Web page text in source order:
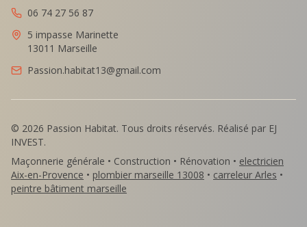
06 74 27 56 87
5 impasse Marinette
13011 Marseille
Passion.habitat13@gmail.com
© 2026 Passion Habitat. Tous droits réservés. Réalisé par EJ
INVEST.
Maçonnerie générale • Construction • Rénovation • electricien
Aix-en-Provence • plombier marseille 13008 • carreleur Arles •
peintre bâtiment marseille